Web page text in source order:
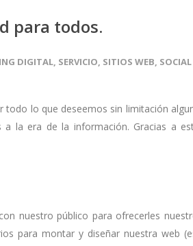
para todos.
DIGITAL, SERVICIO, SITIOS WEB, SOCIAL
todo lo que deseemos sin limitación
a la era de la información. Gracias a
nuestro público para ofrecerles
para montar y diseñar nuestra web